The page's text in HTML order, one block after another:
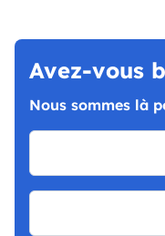
Avez-vous
Nous sommes là